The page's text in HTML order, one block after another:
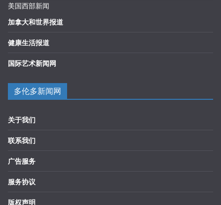
美国西部新闻
加拿大和世界报道
健康生活报道
国际艺术新闻网
多伦多新闻网
关于我们
联系我们
广告服务
服务协议
版权声明